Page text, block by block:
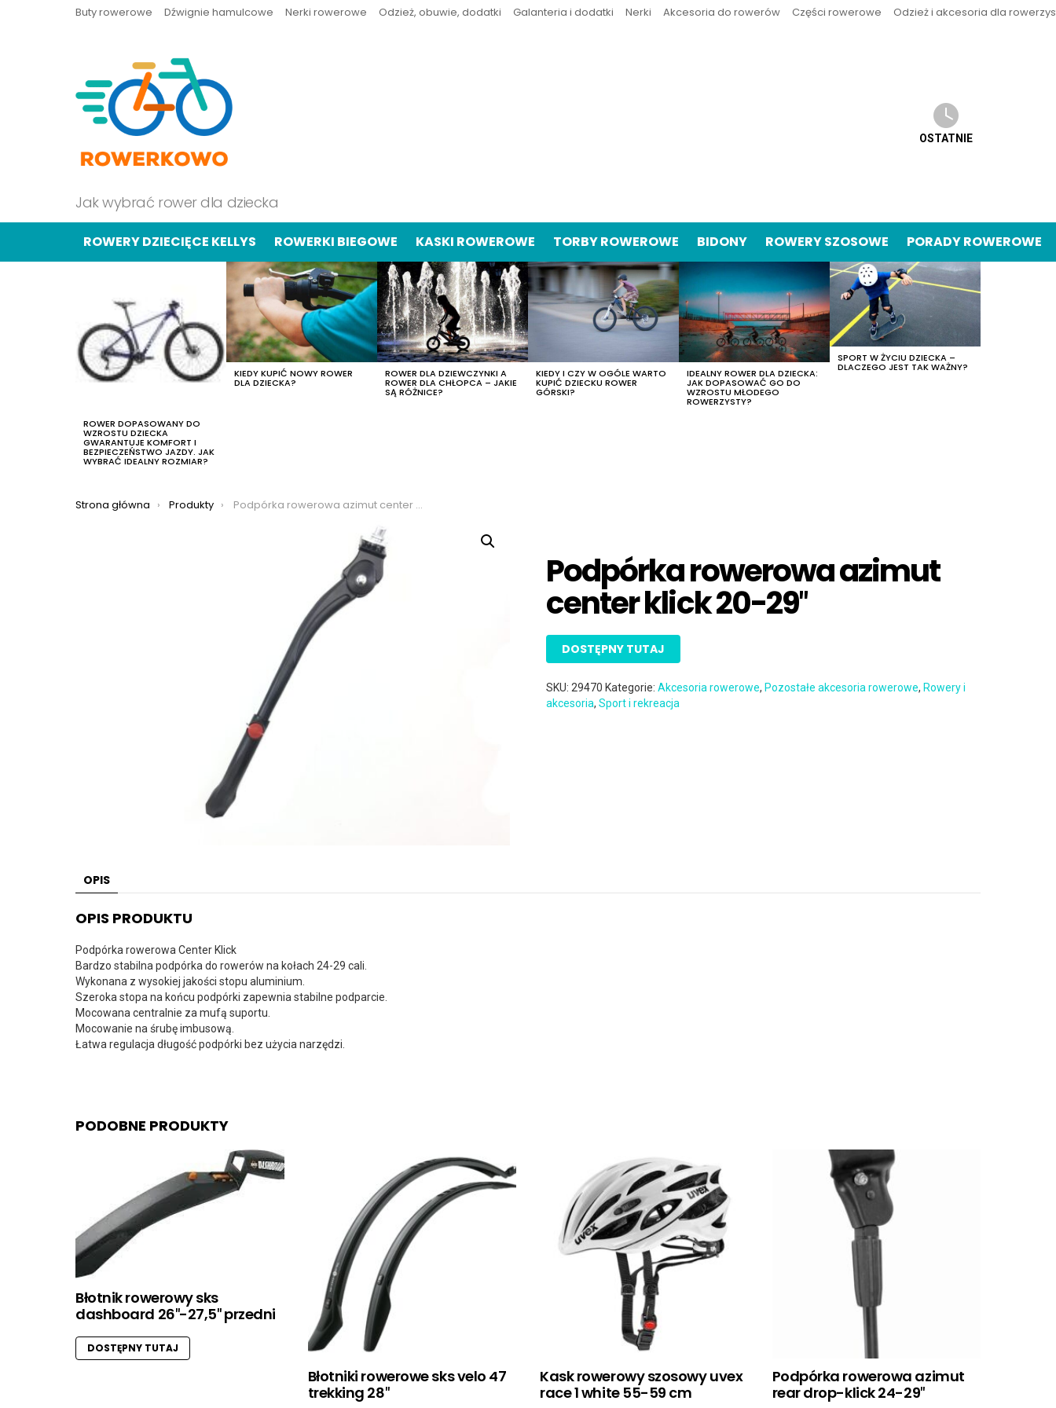
Buty rowerowe Dźwignie hamulcowe Nerki rowerowe Odzież, obuwie, dodatki Galanteria i dodatki Nerki Akcesoria do rowerów Części rowerowe Odzież i akcesoria dla
Jak wybrać rower dla dziecka
OSTATNIE
ROWERY DZIECIĘCE KELLYS ROWERKI BIEGOWE KASKI ROWEROWE TORBY ROWEROWE BIDONY ROWERY SZOSOWE PORADY ROWEROWE
ROWER DOPASOWANY DO
WZROSTU DZIECKA
GWARANTUJE KOMFORT I
BEZPIECZEŃSTWO JAZDY. JAK
WYBRAĆ IDEALNY ROZMIAR?
KIEDY KUPIĆ NOWY ROWER
DLA DZIECKA?
ROWER DLA DZIEWCZYNKI A
ROWER DLA CHŁOPCA – JAKIE
SĄ RÓŻNICE?
KIEDY I CZY W OGÓLE WARTO
KUPIĆ DZIECKU ROWER
GÓRSKI?
IDEALNY ROWER DLA DZIECKA:
JAK DOPASOWAĆ GO DO
WZROSTU MŁODEGO
ROWERZYSTY?
SPORT W ŻYCIU DZIECKA –
DLACZEGO JEST TAK WAŻNY?
Jesteś tutaj:
Strona główna Produkty Podpórka rowerowa azimut center klick 20-29″
Podpórka rowerowa azimut
center klick 20-29″
DOSTĘPNY TUTAJ
SKU: 29470 Kategorie:Akcesoria rowerowe, Pozostałe akcesoria rowerowe, Rowery i
akcesoria,Sport i rekreacja
OPIS
OPIS PRODUKTU
Podpórka rowerowa Center Klick
Bardzo stabilna podpórka do rowerów na kołach 24-29 cali.
Wykonana z wysokiej jakości stopu aluminium.
Szeroka stopa na końcu podpórki zapewnia stabilne podparcie.
Mocowana centralnie za mufą suportu.
Mocowanie na śrubę imbusową.
Łatwa regulacja długość podpórki bez użycia narzędzi.
PODOBNE PRODUKTY
Błotnik rowerowy sks
dashboard 26″-27,5″ przedni
DOSTĘPNY TUTAJ
Błotniki rowerowe sks velo 47
trekking 28″
Kask rowerowy szosowy uvex
race 1 white 55-59 cm
Podpórka rowerowa azimut
rear drop-klick 24-29″